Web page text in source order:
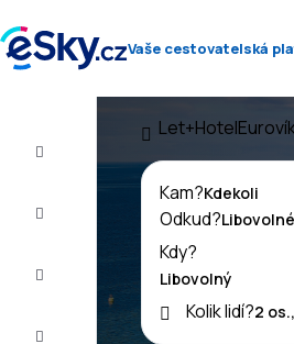
Vaše cestovatelská
Let+Hotel
Kam?
Odkud?
Kdy?
Kolik lidí?